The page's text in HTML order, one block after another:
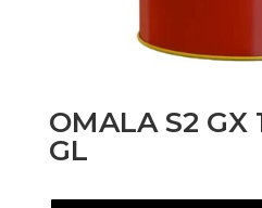
OMALA S2 GX
GL